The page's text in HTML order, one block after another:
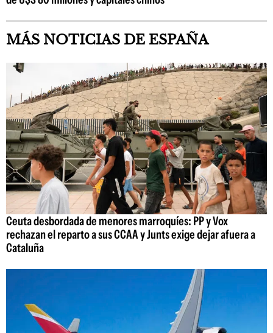
MÁS NOTICIAS DE ESPAÑA
Ceuta desbordada de menores marroquíes: PP y Vox
rechazan el reparto a sus CCAA y Junts exige dejar afuera a
Cataluña